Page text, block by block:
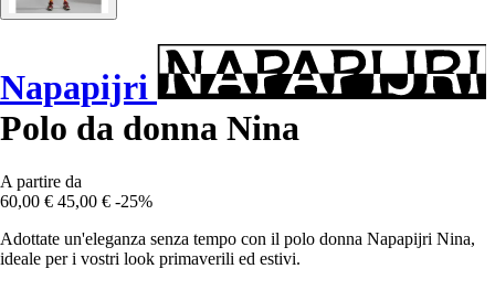
Napapijri
Polo da donna Nina
A partire da
60,00 € 45,00 € -25%
Adottate un'eleganza senza tempo con il polo donna Napapijri Nina,
ideale per i vostri look primaverili ed estivi.